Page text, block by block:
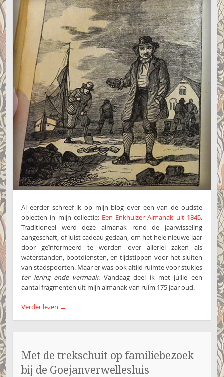
Al eerder schreef ik op mijn blog over een van de oudste
objecten in mijn collectie: Een Enkhuizer Almanak uit 1845.
Traditioneel werd deze almanak rond de jaarwisseling
aangeschaft, of juist cadeau gedaan, om het hele nieuwe jaar
door geïnformeerd te worden over allerlei zaken als
waterstanden, bootdiensten, en tijdstippen voor het sluiten
van stadspoorten. Maar er was ook altijd ruimte voor stukjes
ter lering ende vermaak. Vandaag deel ik met jullie een
aantal fragmenten uit mijn almanak van ruim 175 jaar oud.
Verder lezen →
Met de trekschuit op familiebezoek
bij de Goejanverwellesluis